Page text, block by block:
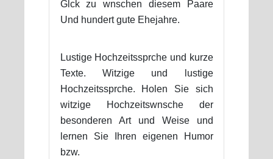
Glck zu wnschen diesem Paare
Und hundert gute Ehejahre.
Lustige Hochzeitssprche und kurze
Texte. Witzige und lustige
Hochzeitssprche. Holen Sie sich
witzige Hochzeitswnsche der
besonderen Art und Weise und
lernen Sie Ihren eigenen Humor
bzw.